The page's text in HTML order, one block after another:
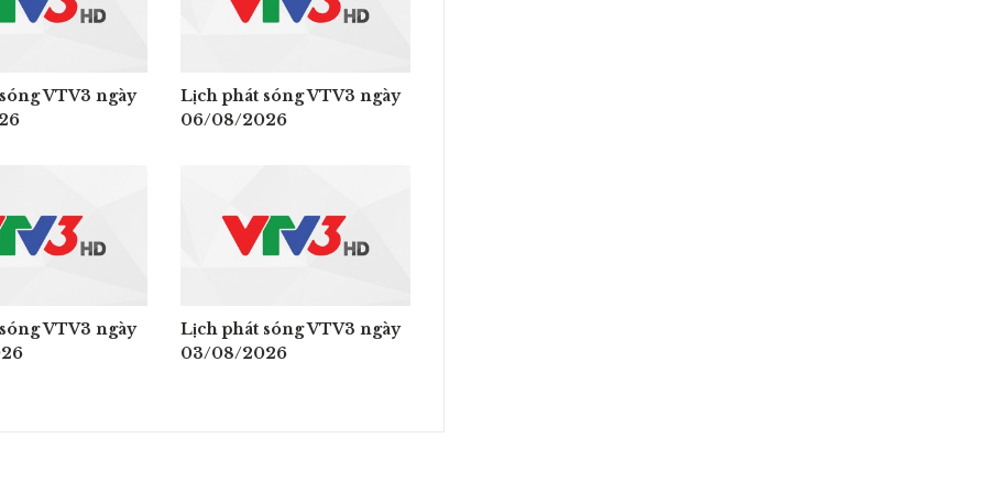
VTV3 ngày
Lịch phát sóng VTV3 ngày
06/08/2026
VTV3 ngày
Lịch phát sóng VTV3 ngày
03/08/2026